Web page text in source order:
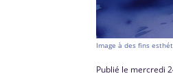
Image à des fins
Publié le mercredi